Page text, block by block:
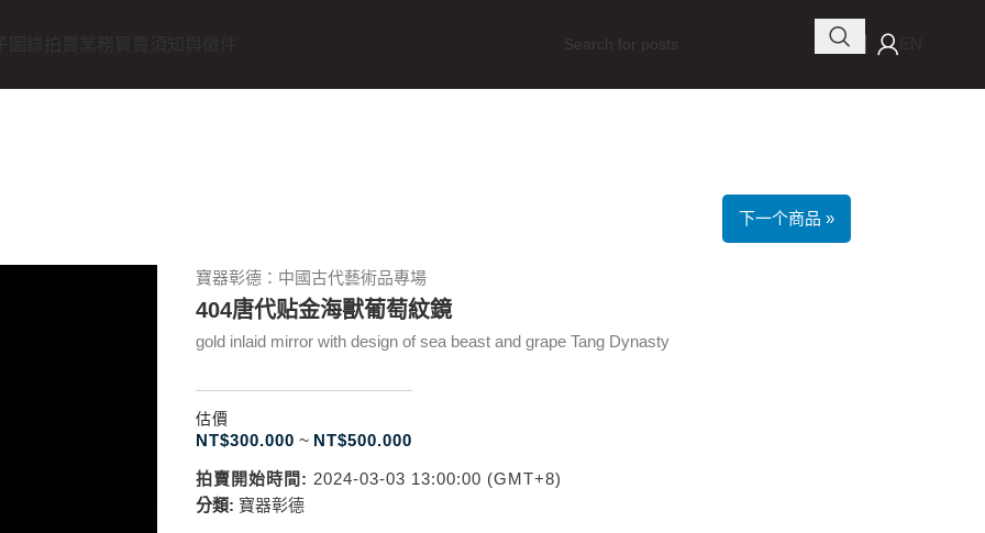
下一个商品 »
寶器彰德：中國古代藝術品專場
404唐代贴金海獸葡萄紋鏡
gold inlaid mirror with design of sea beast and grape Tang Dynasty
估價
NT$300.000 ~ NT$500.000
拍賣開始時間: 2024-03-03 13:00:00 (GMT+8)
分類: 寶器彰德